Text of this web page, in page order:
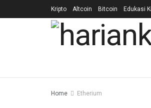
Kripto Altcoin Bitcoin Edukasi
Home Etherium